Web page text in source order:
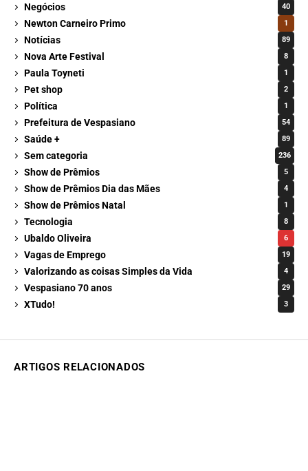
Negócios 40
Newton Carneiro Primo 1
Notícias 89
Nova Arte Festival 8
Paula Toyneti 1
Pet shop 2
Política 1
Prefeitura de Vespasiano 54
Saúde + 89
Sem categoria 236
Show de Prêmios 5
Show de Prêmios Dia das Mães 4
Show de Prêmios Natal 1
Tecnologia 8
Ubaldo Oliveira 6
Vagas de Emprego 19
Valorizando as coisas Simples da Vida 4
Vespasiano 70 anos 29
XTudo! 3
ARTIGOS RELACIONADOS